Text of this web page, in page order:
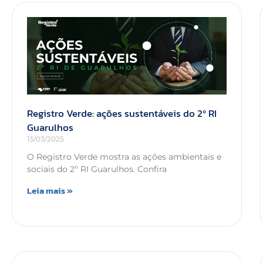
Registro Verde: ações sustentáveis do 2º RI
Guarulhos
13/03/2025
O Registro Verde mostra as ações ambientais e
sociais do 2º RI Guarulhos. Confira
Leia mais »